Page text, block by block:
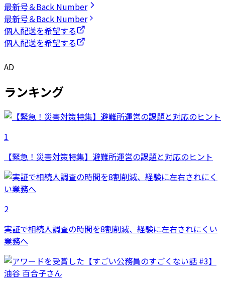
最新号＆Back Number
最新号＆Back Number
個人配送を希望する
個人配送を希望する
AD
ランキング
1
【緊急！災害対策特集】避難所運営の課題と対応のヒント
2
実証で相続人調査の時間を8割削減、経験に左右されにくい
業務へ